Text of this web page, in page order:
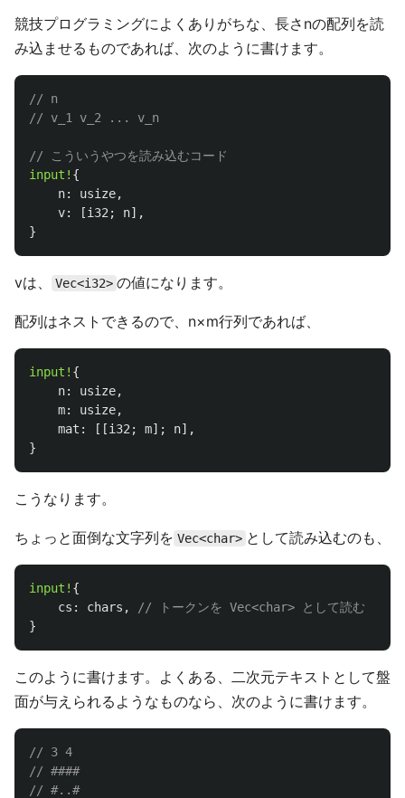
競技プログラミングによくありがちな、長さnの配列を読
み込ませるものであれば、次のように書けます。
// n
// v_1 v_2 ... v_n
// こういうやつを読み込むコード
input! {
n: usize,
v: [i32 ; n],
}
vは、 Vec<i32> の値になります。
配列はネストできるので、n×m行列であれば、
input! {
n: usize,
m: usize,
mat : [[i32 ; m]; n],
}
こうなります。
ちょっと面倒な文字列を Vec<char> として読み込むのも、
input! {
cs : chars ,
// トークンを Vec<char> として読む
}
このように書けます。よくある、二次元テキストとして盤
面が与えられるようなものなら、次のように書けます。
// 3 4
// ####
// #..#